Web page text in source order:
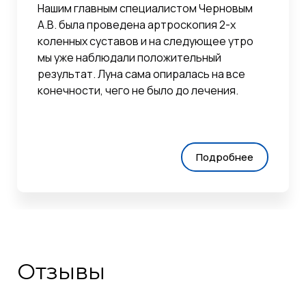
Нашим главным специалистом Черновым
А.В. была проведена артроскопия 2-х
коленных суставов и на следующее утро
мы уже наблюдали положительный
результат. Луна сама опиралась на все
конечности, чего не было до лечения.
Подробнее
Отзывы